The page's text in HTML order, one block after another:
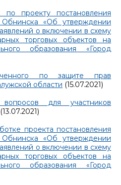
по проекту постановления
«Об утверждении
о включении в схему
торговых объектов на
образования «Город
по защите прав
области (15.07.2021)
для участников
(13.07.2021)
проекта постановления
«Об утверждении
о включении в схему
торговых объектов на
образования «Город